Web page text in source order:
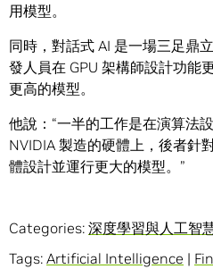
用模型。
同時，對話式 AI 是一場三足鼎
發人員在 GPU 架構師設計功能
更高的模型。
他說：“一半的工作是在演算法
NVIDIA 製造的硬體上，後者針
體設計並運行更大的模型。”
Categories: 深度學習與人工智
Tags: Artificial Intelligence |